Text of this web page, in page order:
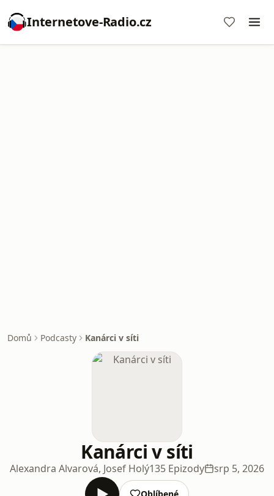
Internetove-Radio.cz
Domů Podcasty Kanárci v síti
Kanárci v síti
Alexandra Alvarová, Josef Holý135 Epizody srp 5, 2026